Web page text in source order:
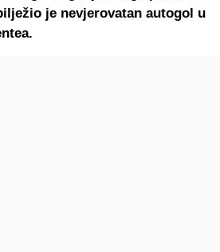
je nevjerovatan autogol u